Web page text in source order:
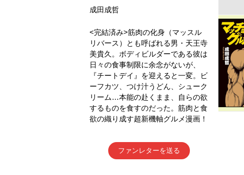
成田成哲
<完結済み>筋肉の化身（マッスル
リバース）とも呼ばれる男・天王寺
美貴久。ボディビルダーである彼は
日々の食事制限に余念がないが、
『チートデイ』を迎えると一変。ビ
ーフカツ、つけ汁うどん、シューク
リーム…本能の赴くまま、自らの欲
するものを食すのだった。筋肉と食
欲の織り成す超新機軸グルメ漫画！
ファンレターを送る